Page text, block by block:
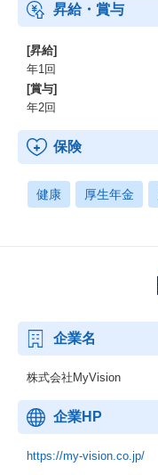
昇給・賞与
[昇給]
年1回
[賞与]
年2回
保険
健康 厚生年金
企業名
株式会社MyVision
企業HP
https://my-vision.co.jp/